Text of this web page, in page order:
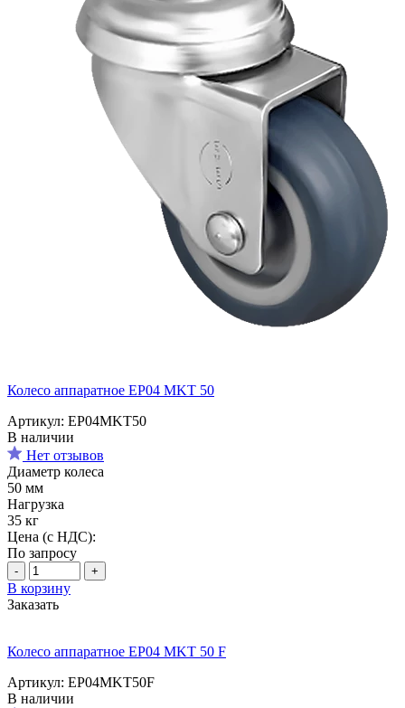
Колесо аппаратное EP04 MKT 50
Артикул: EP04MKT50
В наличии
Нет отзывов
Диаметр колеса
50 мм
Нагрузка
35 кг
Цена (с НДС):
По запросу
- +
В корзину
Заказать
Колесо аппаратное EP04 MKT 50 F
Артикул: EP04MKT50F
В наличии